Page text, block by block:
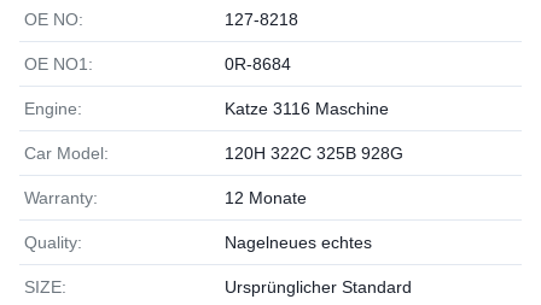
OE NO: 127-8218
OE NO1: 0R-8684
Engine: Katze 3116 Maschine
Car Model: 120H 322C 325B 928G
Warranty: 12 Monate
Quality: Nagelneues echtes
SIZE: Ursprünglicher Standard